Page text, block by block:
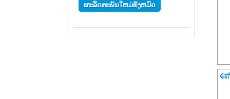
ຜະລິດຕະພັນໃຫມ່ທັງຫມົດ